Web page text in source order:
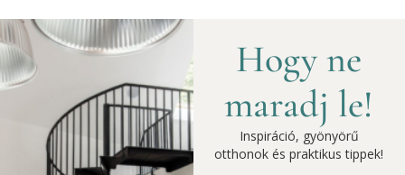
Hogy ne
maradj le!
Inspiráció, gyönyörű
otthonok és praktikus tippek!